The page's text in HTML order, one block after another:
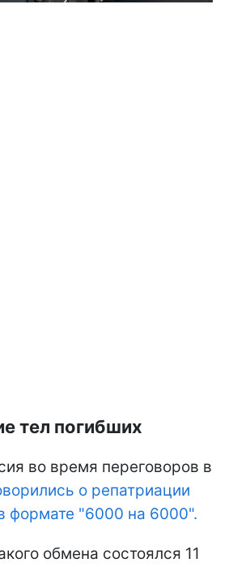
тел погибших
во время переговоров в
о репатриации
формате "6000 на 6000".
обмена состоялся 11